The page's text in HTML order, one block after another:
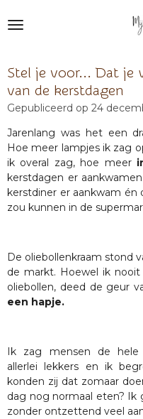
direct
hoofdinhoud
Stel je voor... Dat je
van de kerstdagen
Gepubliceerd op 24
Jarenlang was het een
Hoe meer lampjes ik zag
ik overal zag, hoe meer
kerstdagen er
kerstdiner er aankwam
zou kunnen in de
De oliebollenkraam stond
de markt. Hoewel ik
oliebollen, deed de geur
een hapje.
Ik zag mensen de hele
allerlei lekkers en ik
konden zij dat zomaar
dag nog normaal eten? Ik
zonder ontzettend veel